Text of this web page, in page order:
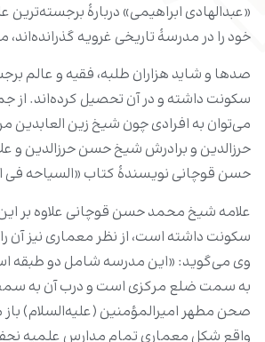
«عبدالهادی ابراهیمی» دربارۀ
خود را در مدرسۀ تاریخی غرویه
صدها و شاید هزاران طلبه، فقیه و عالم
سکونت داشته و در آن تحصیل کرده‌اند.
می‌توان به افرادی چون شیخ زین
حرزالدین و برادرش شیخ حسن حرزالدین و
حسن قوچانی نویسندۀ کتاب «السیاحه فی
علامه شیخ محمد حسن قوچانی علاوه بر
سکونت داشته است، از نظر معماری نیز آن
وی می‌گوید: «این مدرسه شامل دو طبقه
به سمت ضلع مرکزی است و درب آن به
صحن مطهر امیرالمؤمنین (علیه‌‌السلام)
واقع شکل معماری تمام مدارس علمیه